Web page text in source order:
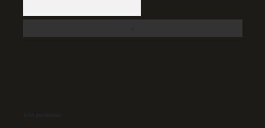
Son yorumlar